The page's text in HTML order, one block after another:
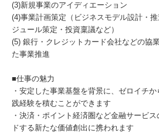
(3)新規事業のアイディエーション
(4)事業計画策定（ビジネスモデル設計・
ジュール策定・投資稟議など）
(5) 銀行・クレジットカード会社などの協
た事業推進
■仕事の魅力
・安定した事業基盤を背景に、ゼロイチ
践経験を積むことができます
・決済・ポイント経済圏など金融サービ
ドする新たな価値創出に携われます